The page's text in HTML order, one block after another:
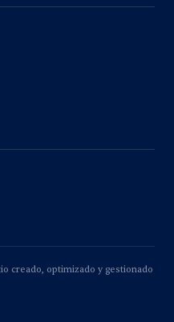
creado, optimizado y gestionado